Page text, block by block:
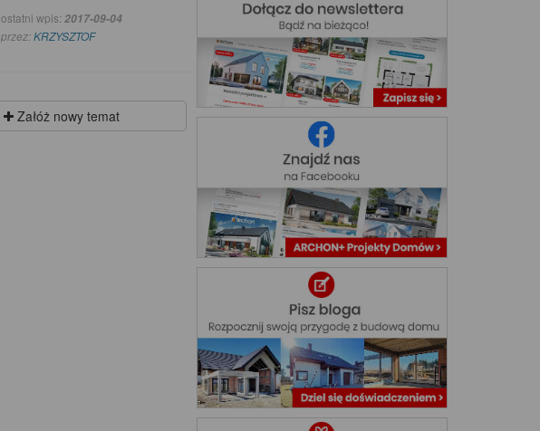
ostatni wpis: 2017-09-04
przez:KRZYSZTOF
Załóż nowy temat